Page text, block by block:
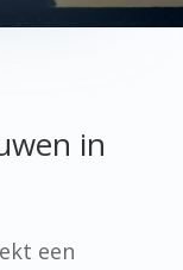
in
een